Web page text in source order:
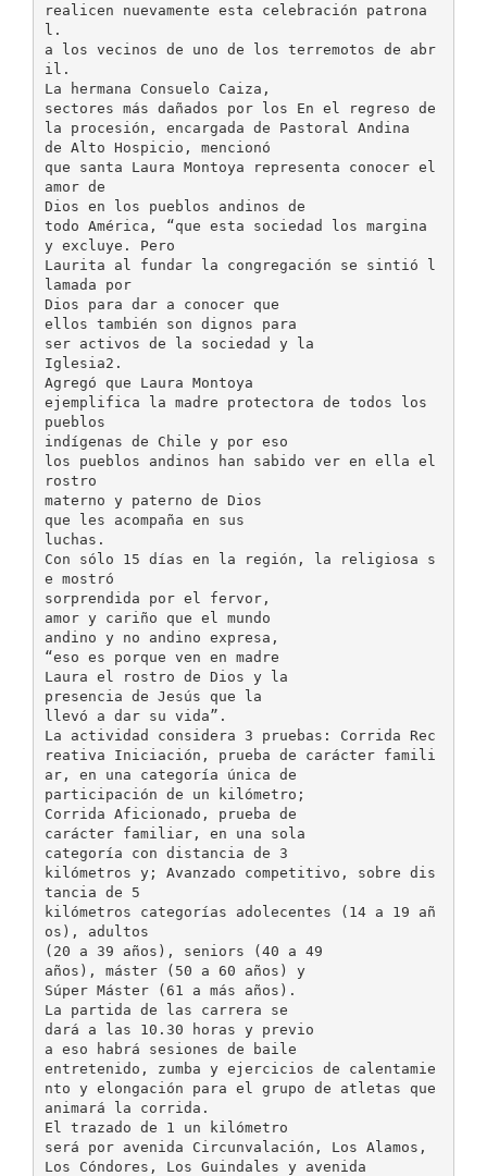
realicen nuevamente esta celebración patrona
l.
a los vecinos de uno de los terremotos de abr
il.
La hermana Consuelo Caiza,
sectores más dañados por los En el regreso de
la procesión, encargada de Pastoral Andina
de Alto Hospicio, mencionó
que santa Laura Montoya representa conocer el
amor de
Dios en los pueblos andinos de
todo América, “que esta sociedad los margina
y excluye. Pero
Laurita al fundar la congregación se sintió l
lamada por
Dios para dar a conocer que
ellos también son dignos para
ser activos de la sociedad y la
Iglesia2.
Agregó que Laura Montoya
ejemplifica la madre protectora de todos los
pueblos
indígenas de Chile y por eso
los pueblos andinos han sabido ver en ella el
rostro
materno y paterno de Dios
que les acompaña en sus
luchas.
Con sólo 15 días en la región, la religiosa s
e mostró
sorprendida por el fervor,
amor y cariño que el mundo
andino y no andino expresa,
“eso es porque ven en madre
Laura el rostro de Dios y la
presencia de Jesús que la
llevó a dar su vida”.
La actividad considera 3 pruebas: Corrida Rec
reativa Iniciación, prueba de carácter famili
ar, en una categoría única de
participación de un kilómetro;
Corrida Aficionado, prueba de
carácter familiar, en una sola
categoría con distancia de 3
kilómetros y; Avanzado competitivo, sobre dis
tancia de 5
kilómetros categorías adolecentes (14 a 19 añ
os), adultos
(20 a 39 años), seniors (40 a 49
años), máster (50 a 60 años) y
Súper Máster (61 a más años).
La partida de las carrera se
dará a las 10.30 horas y previo
a eso habrá sesiones de baile
entretenido, zumba y ejercicios de calentamie
nto y elongación para el grupo de atletas que
animará la corrida.
El trazado de 1 un kilómetro
será por avenida Circunvalación, Los Alamos,
Los Cóndores, Los Guindales y avenida